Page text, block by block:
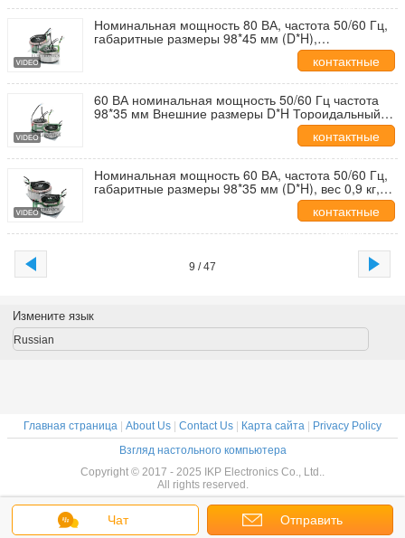
данные
Номинальная мощность 80 ВА, частота 50/60 Гц,
габаритные размеры 98*45 мм (D*H),
тороидальный трансформатор для системы
управления дверями, UL/CE/RoHS/CQCконтактные
данные
60 ВА номинальная мощность 50/60 Гц частота
98*35 мм Внешние размеры D*H Тороидальный
трансформатор для системы управления дверью
контактные
данные
Номинальная мощность 60 ВА, частота 50/60 Гц,
габаритные размеры 98*35 мм (D*H), вес 0,9 кг,
тороидальный трансформатор для системы
контроля доступа, UL/CE/RoHS/CQC
контактные
данные
9 / 47
Чат Отправить
Измените язык
Russian
Главная страница About Us Contact Us Карта сайта
Privacy Policy
Взгляд настольного компьютера
Copyright © 2017 - 2025 IKP Electronics Co., Ltd..
All rights reserved.